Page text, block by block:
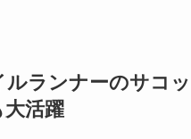
ルランナーのサコ
活躍